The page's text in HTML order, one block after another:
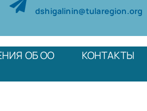
dshigalinin@tularegion.org
ОБ ОО
КОНТАКТЫ